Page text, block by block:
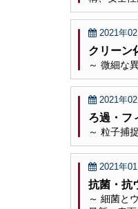
2021年
クリーン
～ 微細な
2021年
ろ過・フ
～ 粒子捕
2021年
抗菌・抗
～ 細菌と